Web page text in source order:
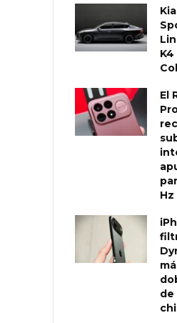
El
Hz
de